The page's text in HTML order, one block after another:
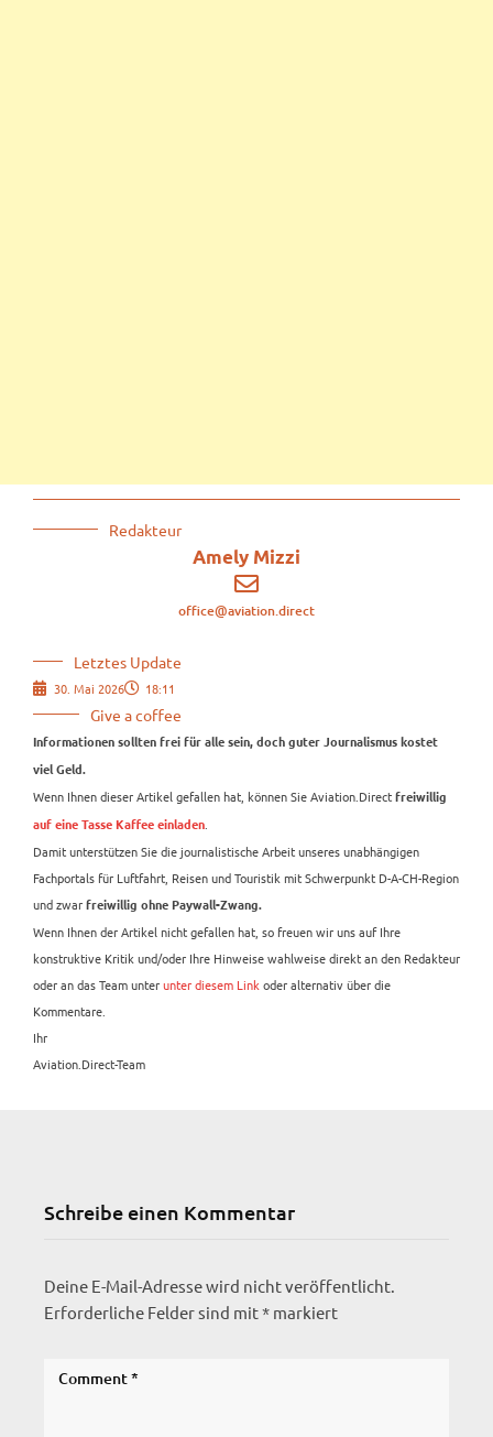
Redakteur
Amely Mizzi
office@aviation.direct
Letztes Update
30. Mai 2026 18:11
Give a coffee
Informationen sollten frei für alle sein, doch guter Journalismus kostet
viel Geld.
Wenn Ihnen dieser Artikel gefallen hat, können Sie Aviation.Direct freiwillig
auf eine Tasse Kaffee einladen
Damit unterstützen Sie die journalistische Arbeit unseres unabhängigen
Fachportals für Luftfahrt, Reisen und Touristik mit Schwerpunkt D-A-CH-Region
und zwar freiwillig ohne Paywall-Zwang.
Wenn Ihnen der Artikel nicht gefallen hat, so freuen wir uns auf Ihre
konstruktive Kritik und/oder Ihre Hinweise wahlweise direkt an den Redakteur
oder an das Team unterunter diesem Link oder alternativ über die
Kommentare.
Ihr
Aviation.Direct-Team
Schreibe einen Kommentar
Deine E-Mail-Adresse wird nicht veröffentlicht.
Erforderliche Felder sind mit* markiert